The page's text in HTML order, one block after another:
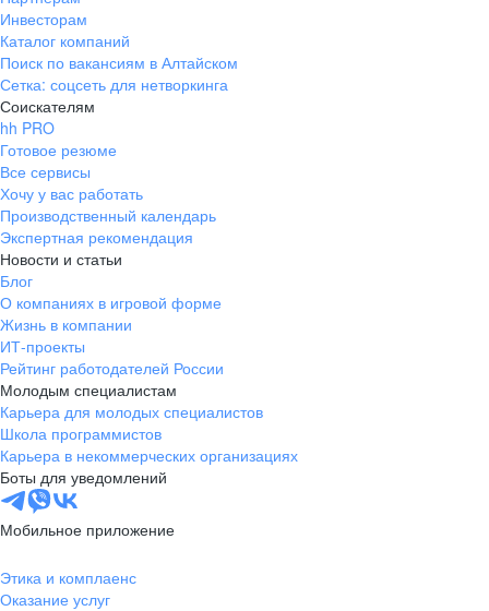
Инвесторам
Каталог компаний
Поиск по вакансиям в Алтайском
Сетка: соцсеть для нетворкинга
Соискателям
hh PRO
Готовое резюме
Все сервисы
Хочу у вас работать
Производственный календарь
Экспертная рекомендация
Новости и статьи
Блог
О компаниях в игровой форме
Жизнь в компании
ИТ-проекты
Рейтинг работодателей России
Молодым специалистам
Карьера для молодых специалистов
Школа программистов
Карьера в некоммерческих организациях
Боты для уведомлений
Мобильное приложение
Этика и комплаенс
Оказание услуг